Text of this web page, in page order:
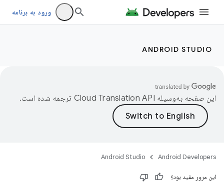
ورود به برنامه
ANDROID STUDIO
این صفحه به‌وسیله ترجمه شده است.
Android Developers
Android Studio
این مرور مفید بود؟